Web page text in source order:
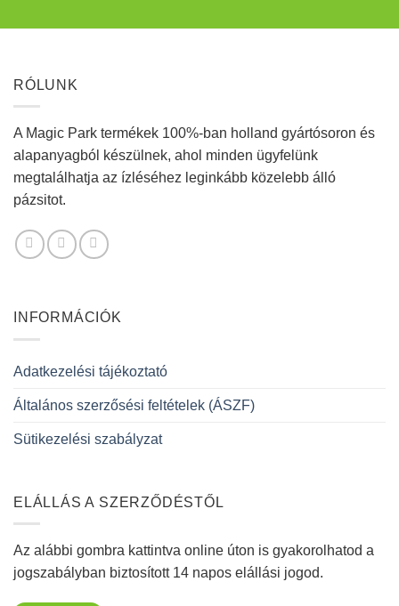
RÓLUNK
A Magic Park termékek 100%-ban holland gyártósoron és
alapanyagból készülnek, ahol minden ügyfelünk
megtalálhatja az ízléséhez leginkább közelebb álló
pázsitot.
INFORMÁCIÓK
Adatkezelési tájékoztató
Általános szerzősési feltételek (ÁSZF)
Sütikezelési szabályzat
ELÁLLÁS A SZERZŐDÉSTŐL
Az alábbi gombra kattintva online úton is gyakorolhatod a
jogszabályban biztosított 14 napos elállási jogod.